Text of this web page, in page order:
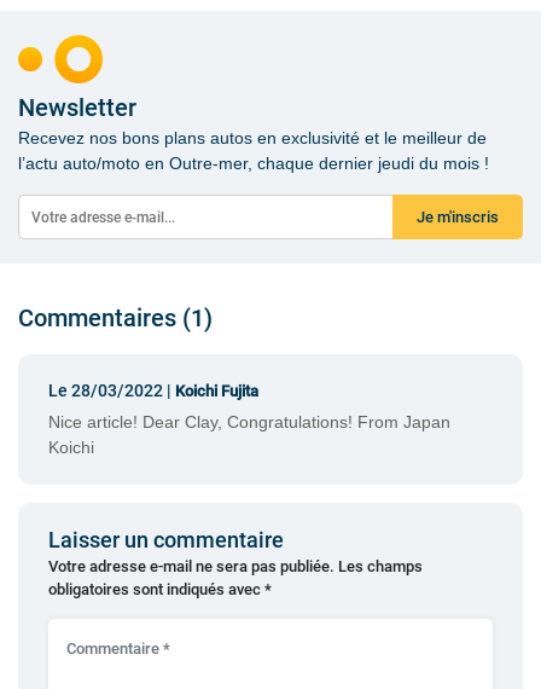
Newsletter
Recevez nos bons plans autos en exclusivité et le meilleur de
l’actu auto/moto en Outre-mer, chaque dernier jeudi du mois !
Je m'inscris
Commentaires (1)
Le 28/03/2022 | Koichi Fujita
Nice article! Dear Clay, Congratulations! From Japan
Koichi
Laisser un commentaire
Votre adresse e-mail ne sera pas publiée. Les champs
obligatoires sont indiqués avec *